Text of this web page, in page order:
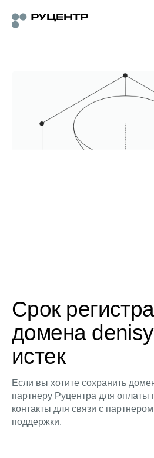
Срок
домена
истек
Если вы хотите сохранить
партнеру Руцентра для оплаты
контакты для связи с
поддержки.